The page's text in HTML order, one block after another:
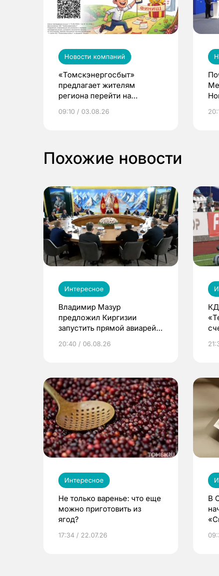
Новости компаний
«Томскэнергосбыт»
предлагает жителям
региона перейти на
выиграть призы
09:10 / 03.08.26
Похожие новости
Интересное
Владимир Мазур
предложил Киргизии
запустить прямой авиарейс
20:40 / 06.08.26
Интересное
Не только варенье: что еще
можно приготовить из
ягод?
17:34 / 22.07.26
В